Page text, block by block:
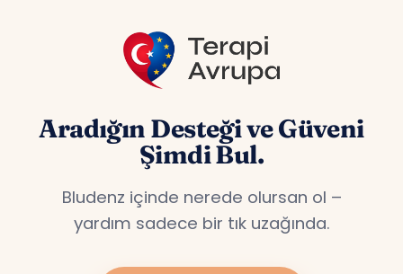
Aradığın Desteği ve Güveni
Şimdi Bul.
Bludenz içinde nerede olursan ol –
yardım sadece bir tık uzağında.